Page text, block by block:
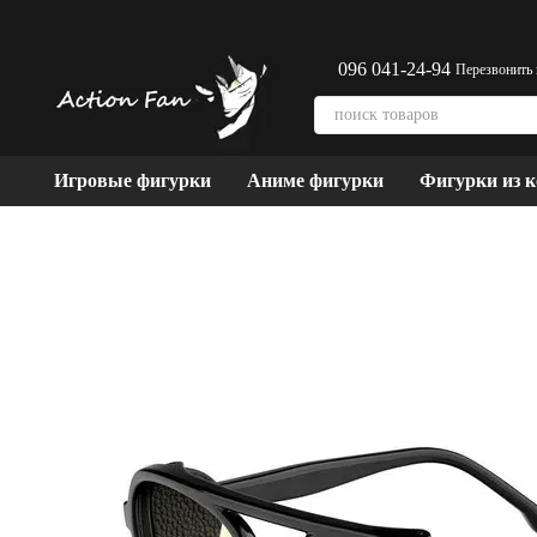
096 041-24-94 Перезвонить
Игровые фигурки Аниме фигурки Фигурки из